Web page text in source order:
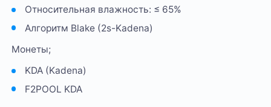
Относительная влажность: ≤ 65%
Алгоритм Blake (2s-Kadena)
Монеты;
KDA (Kadena)
F2POOL KDA